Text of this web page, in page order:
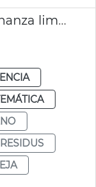
Lleno València aprueba ordenanza limpia recogida residuos
RESIDUS